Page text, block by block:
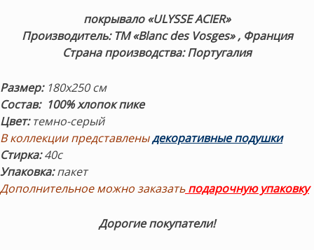
покрывало «ULYSSE ACIER»
Производитель: ТМ «Blanc des Vosges» , Франция
Страна производства: Португалия
Размер:180х250 см
Состав: 100% хлопок пике
Цвет:темно-серый
В коллекции представленыдекоративные подушки
Стирка:40с
Упаковка:пакет
Дополнительное можно заказать подарочную упаковку
Дорогие покупатели!